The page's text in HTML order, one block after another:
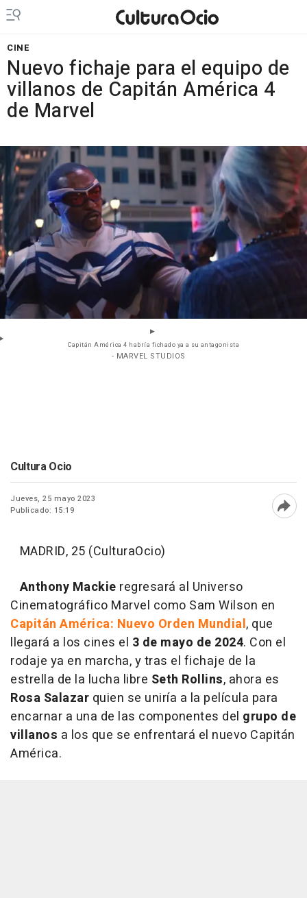
CINE
Nuevo fichaje para el equipo de
villanos de Capitán América 4
de Marvel
Capitán América 4 habría fichado ya a su antagonista
- MARVEL STUDIOS
Cultura Ocio
Jueves, 25 mayo 2023
Publicado: 15:19
MADRID, 25 (CulturaOcio)
Anthony Mackie regresará al Universo
Cinematográfico Marvel como Sam Wilson en
Capitán América: Nuevo Orden Mundial, que
llegará a los cines el 3 de mayo de 2024. Con el
rodaje ya en marcha, y tras el fichaje de la
estrella de la lucha libre Seth Rollins, ahora es
Rosa Salazar quien se uniría a la película para
encarnar a una de las componentes del grupo de
villanos a los que se enfrentará el nuevo Capitán
América.